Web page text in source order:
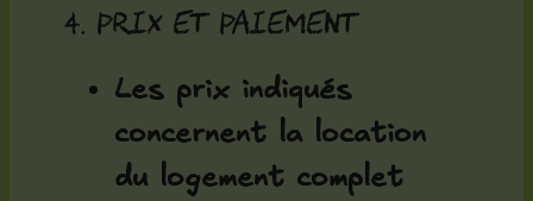
4. Prix et paiement
Les prix indiqués
concernent la location
du logement complet